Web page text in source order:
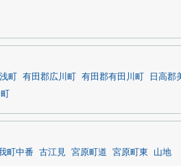
町 有田郡広川町 有田郡有田川町 日高郡
町中番 古江見 宮原町道 宮原町東 山地